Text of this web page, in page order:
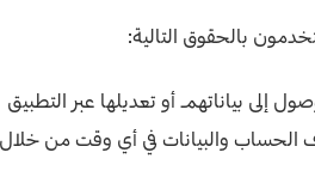
بالحقوق التالية:
إلى بياناتهم أو تعديلها عبر التطبيق
والبيانات في أي وقت من خلال